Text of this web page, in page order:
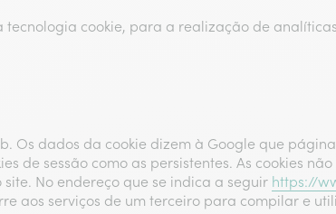
cookie, para a realização de
dados da cookie dizem à Google que
de sessão como as persistentes. As cookies
No endereço que se indica a seguir https://
aos serviços de um terceiro para compilar e